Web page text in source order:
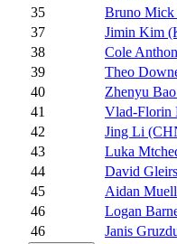
35
Bruno
37
Jimin Kim
38
Cole
39
Theo
40
Zhenyu
41
Vlad-Florin
42
Jing Li
43
Luka
44
David
45
Aidan
46
Logan
46
Janis